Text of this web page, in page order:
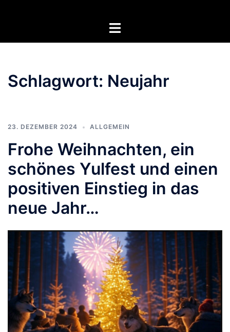
Menü
Schlagwort: Neujahr
23. DEZEMBER 2024 ALLGEMEIN
Frohe Weihnachten, ein
schönes Yulfest und einen
positiven Einstieg in das
neue Jahr…